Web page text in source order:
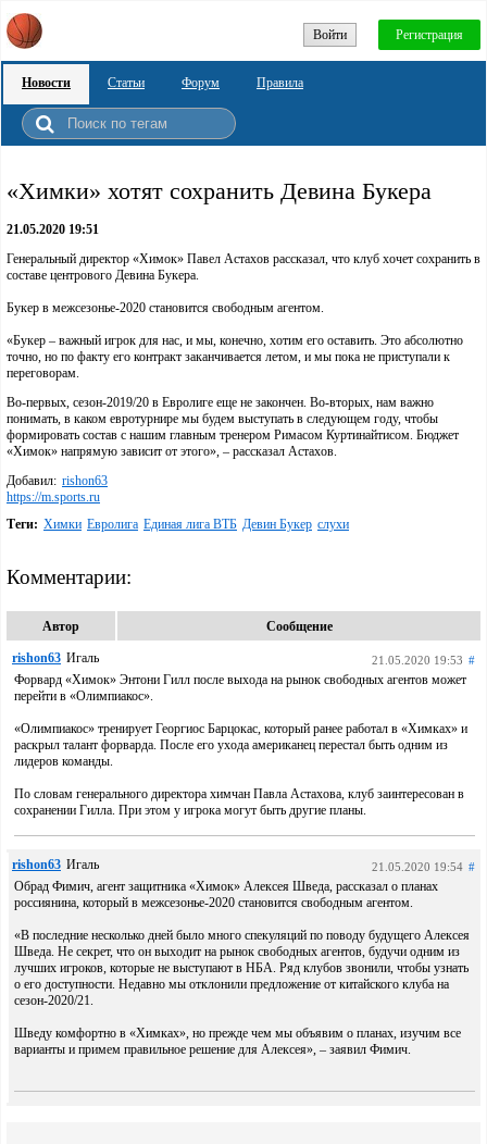
Войти Регистрация
Новости Статьи Форум Правила
«Химки» хотят сохранить Девина Букера
21.05.2020 19:51
Генеральный директор «Химок» Павел Астахов рассказал, что клуб хочет сохранить в
составе центрового Девина Букера.
Букер в межсезонье-2020 становится свободным агентом.
«Букер – важный игрок для нас, и мы, конечно, хотим его оставить. Это абсолютно
точно, но по факту его контракт заканчивается летом, и мы пока не приступали к
переговорам.
Во-первых, сезон-2019/20 в Евролиге еще не закончен. Во-вторых, нам важно
понимать, в каком евротурнире мы будем выступать в следующем году, чтобы
формировать состав с нашим главным тренером Римасом Куртинайтисом. Бюджет
«Химок» напрямую зависит от этого», – рассказал Астахов.
Добавил: rishon63
https://m.sports.ru
Теги: Химки Евролига Единая лига ВТБ Девин Букер слухи
Комментарии:
Автор Сообщение
rishon63 Игаль 21.05.2020 19:53 #
Форвард «Химок» Энтони Гилл после выхода на рынок свободных агентов может
перейти в «Олимпиакос».
«Олимпиакос» тренирует Георгиос Барцокас, который ранее работал в «Химках» и
раскрыл талант форварда. После его ухода американец перестал быть одним из
лидеров команды.
По словам генерального директора химчан Павла Астахова, клуб заинтересован в
сохранении Гилла. При этом у игрока могут быть другие планы.
rishon63 Игаль 21.05.2020 19:54 #
Обрад Фимич, агент защитника «Химок» Алексея Шведа, рассказал о планах
россиянина, который в межсезонье-2020 становится свободным агентом.
«В последние несколько дней было много спекуляций по поводу будущего Алексея
Шведа. Не секрет, что он выходит на рынок свободных агентов, будучи одним из
лучших игроков, которые не выступают в НБА. Ряд клубов звонили, чтобы узнать
о его доступности. Недавно мы отклонили предложение от китайского клуба на
сезон-2020/21.
Шведу комфортно в «Химках», но прежде чем мы объявим о планах, изучим все
варианты и примем правильное решение для Алексея», – заявил Фимич.